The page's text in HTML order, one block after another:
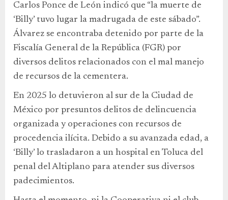
Carlos Ponce de León indicó que “la muerte de
‘Billy’ tuvo lugar la madrugada de este sábado”.
Álvarez se encontraba detenido por parte de la
Fiscalía General de la República (FGR) por
diversos delitos relacionados con el mal manejo
de recursos de la cementera.
En 2025 lo detuvieron al sur de la Ciudad de
México por presuntos delitos de delincuencia
organizada y operaciones con recursos de
procedencia ilícita. Debido a su avanzada edad, a
‘Billy’ lo trasladaron a un hospital en Toluca del
penal del Altiplano para atender sus diversos
padecimientos.